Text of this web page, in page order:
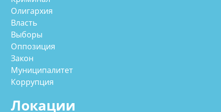
Олигархия
Власть
Выборы
Оппозиция
Закон
Муниципалитет
Коррупция
Локации